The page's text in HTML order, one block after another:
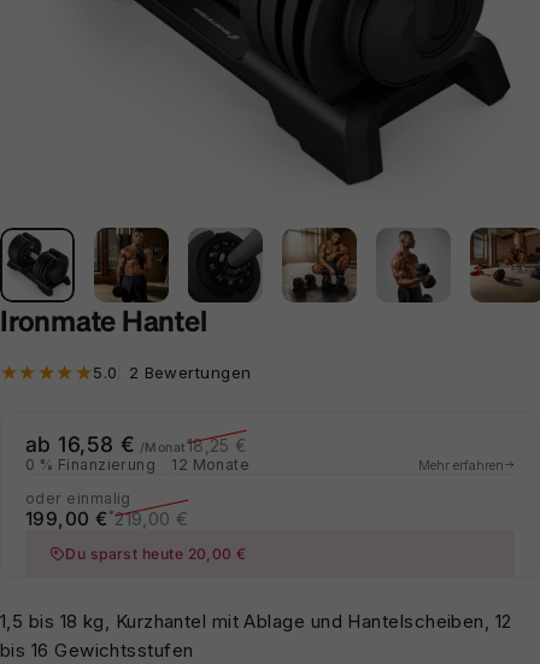
Ironmate Hantel
5.0 2 Bewertungen
Verkaufspreis
ab 16,58 € /Monat
Normaler Preis 18,25 €
0 % Finanzierung 12 Monate Mehr erfahren
oder einmalig
Verkaufspreis
199,00 € *
Normaler Preis
219,00 €
Du sparst heute 20,00 €
1,5 bis 18 kg, Kurzhantel mit Ablage und Hantelscheiben, 12
bis 16 Gewichtsstufen